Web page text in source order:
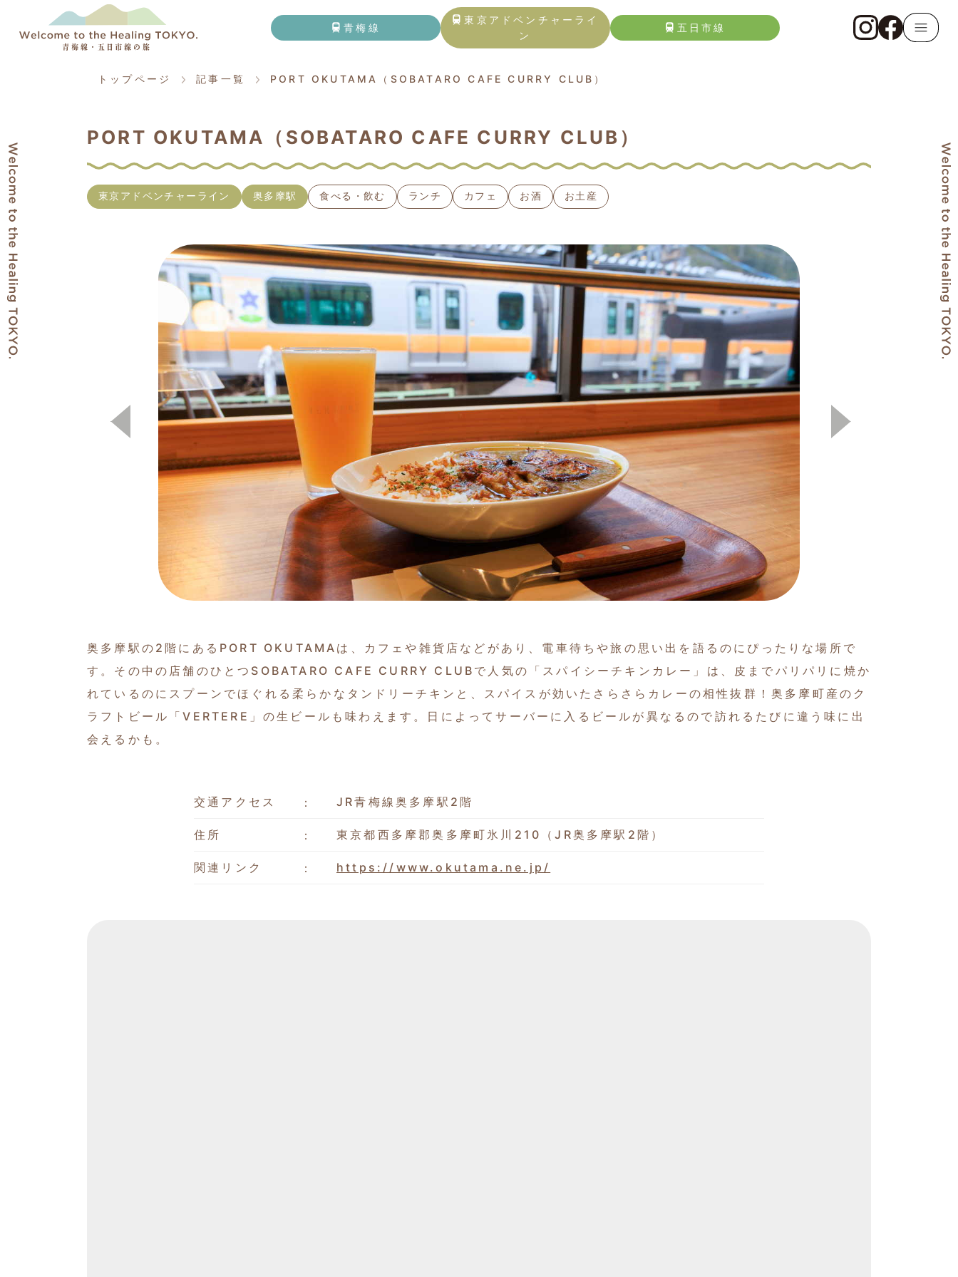
青梅線
東京アドベンチャーライ
ン
五日市線
トップページ
五日市線
遊ぶ・体験する
食べる・飲む
泊まる・癒やされる
季節の特集記事
トップページ 記事一覧 PORT OKUTAMA（SOBATARO CAFE CURRY CLUB）
PORT OKUTAMA（SOBATARO CAFE CURRY CLUB）
東京アドベンチャーライン 奥多摩駅 食べる・飲む ランチ カフェ お酒 お土産
奥多摩駅の2階にあるPORT OKUTAMAは、カフェや雑貨店などがあり、電車待ちや旅の思い出を語るのにぴったりな場所で
す。その中の店舗のひとつSOBATARO CAFE CURRY CLUBで人気の「スパイシーチキンカレー」は、皮までパリパリに焼か
れているのにスプーンでほぐれる柔らかなタンドリーチキンと、スパイスが効いたさらさらカレーの相性抜群！奥多摩町産のク
ラフトビール「VERTERE」の生ビールも味わえます。日によってサーバーに入るビールが異なるので訪れるたびに違う味に出
会えるかも。
交通アクセス JR青梅線奥多摩駅2階
住所 東京都西多摩郡奥多摩町氷川210（JR奥多摩駅2階）
関連リンク https://www.okutama.ne.jp/